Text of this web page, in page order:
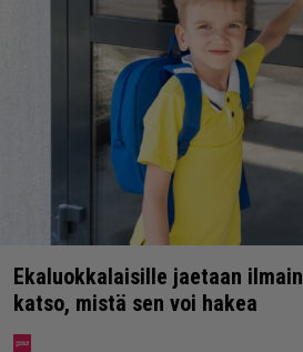
Ekaluokkalaisille jaetaan
katso, mistä sen voi hakea